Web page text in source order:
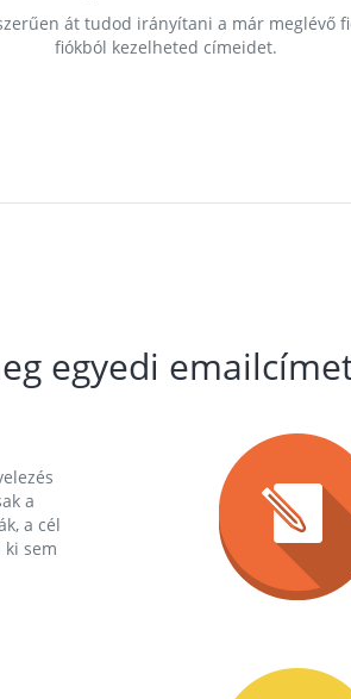
át tudod irányítani a már meglévő
fiókból kezelheted címeidet.
egyedi
a
a cél
sem